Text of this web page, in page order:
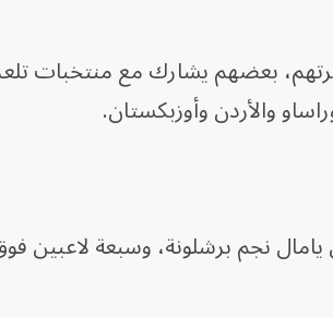
في مسيرتهم، بعضهم يشارك مع منتخبات
والأردن وأوزبكستان.
لامين يامال نجم برشلونة، وسبعة